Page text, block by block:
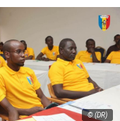
© (DR)